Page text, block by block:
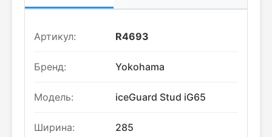
Артикул: R4693
Бренд: Yokohama
Модель: iceGuard Stud iG65
Ширина: 285